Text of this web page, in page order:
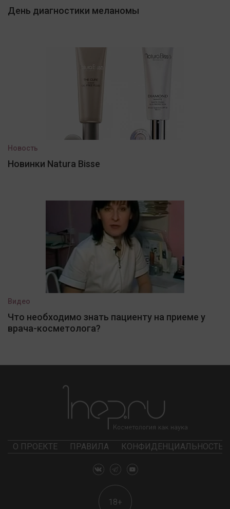
День диагностики меланомы
Новость
Новинки Natura Bisse
Видео
Что необходимо знать пациенту на приеме у
врача-косметолога?
О ПРОЕКТЕ ПРАВИЛА КОНФИДЕНЦИАЛЬНОСТЬ
18+